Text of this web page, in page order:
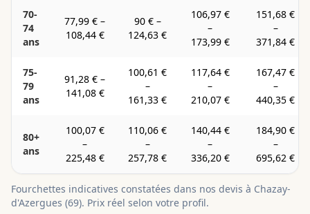
70-
74
ans
77,99 € –
108,44 €
90 €–
124,63 €
106,97 €
–
173,99 €
151,68 €
–
371,84 €
75-
79
ans
91,28 € –
141,08 €
100,61 €
–
161,33 €
117,64 €
–
210,07 €
167,47 €
–
440,35 €
80+
ans
100,07 €
–
225,48 €
110,06 €
–
257,78 €
140,44 €
–
336,20 €
184,90 €
–
695,62 €
Fourchettes indicatives constatées dans nos devis à Chazay-
d'Azergues (69). Prix réel selon votre profil.